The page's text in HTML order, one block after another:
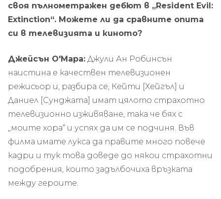
своя пълнометражен дебют в „Resident Evil:
Extinction“. Можете ли да сравните опита
си в телевизията и киното?
Джейсън О'Мара: Джули Ан Робинсън
наистина е качествен телевизионен
режисьор и, разбира се, Кейти [Хейгъл] и
Даниел [Сунджата] имат цялото страхотно
телевизионно изживяване, така че бях с
„моите хора“ и успях да им се подчиня. Във
филма имате лукса да правите много повече
кадри и тук това доведе до някои страхотни
подобрения, които задълбочиха връзката
между героите.